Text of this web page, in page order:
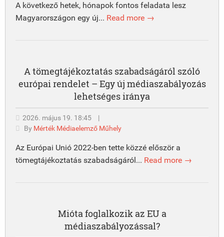
A következő hetek, hónapok fontos feladata lesz
Magyarországon egy új... Read more →
A tömegtájékoztatás szabadságáról szóló
európai rendelet – Egy új médiaszabályozás
lehetséges iránya
2026. május 19. 18:45
|
By Mérték Médiaelemző Műhely
Az Európai Unió 2022-ben tette közzé először a
tömegtájékoztatás szabadságáról... Read more →
Mióta foglalkozik az EU a
médiaszabályozással?